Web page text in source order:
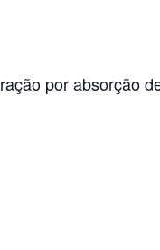
por absorção